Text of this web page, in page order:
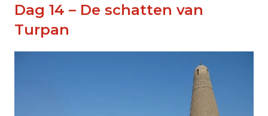
Dag 14 – De schatten van
Turpan